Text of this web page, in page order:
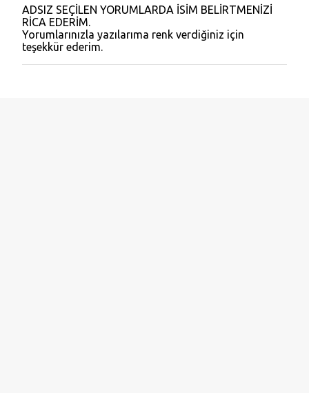
Y
o
r
u
m
ADSIZ SEÇİLEN YORUMLARDA İSİM BELİRTMENİZİ
RİCA EDERİM.
Yorumlarınızla yazılarıma renk verdiğiniz için
teşekkür ederim.